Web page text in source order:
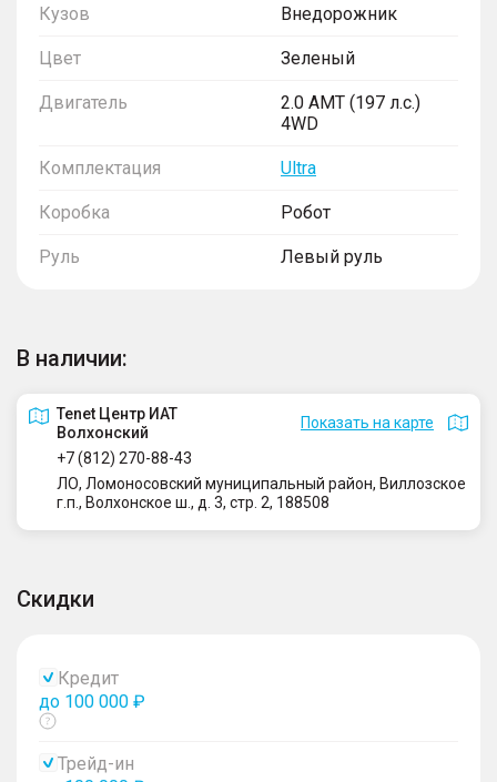
Кузов Внедорожник
Цвет Зеленый
Двигатель
2.0 AMT (197 л.с.)
4WD
Комплектация Ultra
Коробка Робот
Руль Левый руль
В наличии:
Tenet Центр ИАТ
Волхонский
Показать на карте
+7 (812) 270-88-43
ЛО, Ломоносовский муниципальный район, Виллозское
г.п., Волхонское ш., д. 3, стр. 2, 188508
Скидки
Кредит
до 100 000 ₽
Показать
Трейд-ин